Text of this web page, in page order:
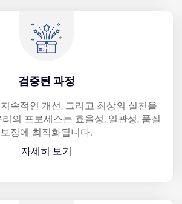
검증된 과정
속적인 개선, 그리고 최상의 실천을
의 프로세스는 효율성, 일관성, 품질
보장에 최적화됩니다.
자세히 보기